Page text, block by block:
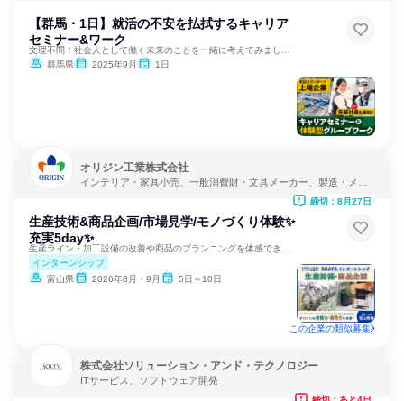
【群馬・1日】就活の不安を払拭するキャリア
セミナー&ワーク
群馬県
2025年9月 1日
オリジン工業株式会社
インテリア・家具小売、一般消費財・文具メーカー、製造・メー
生産技術&商品企画/市場見学/モノづくり体験✨
充実5day✨
インターンシップ
富山県
2026年8月・9月 5日～10日
締切：8月27日
この企業の類似募集
株式会社ソリューション・アンド・テクノロジー
ITサービス、ソフトウェア開発